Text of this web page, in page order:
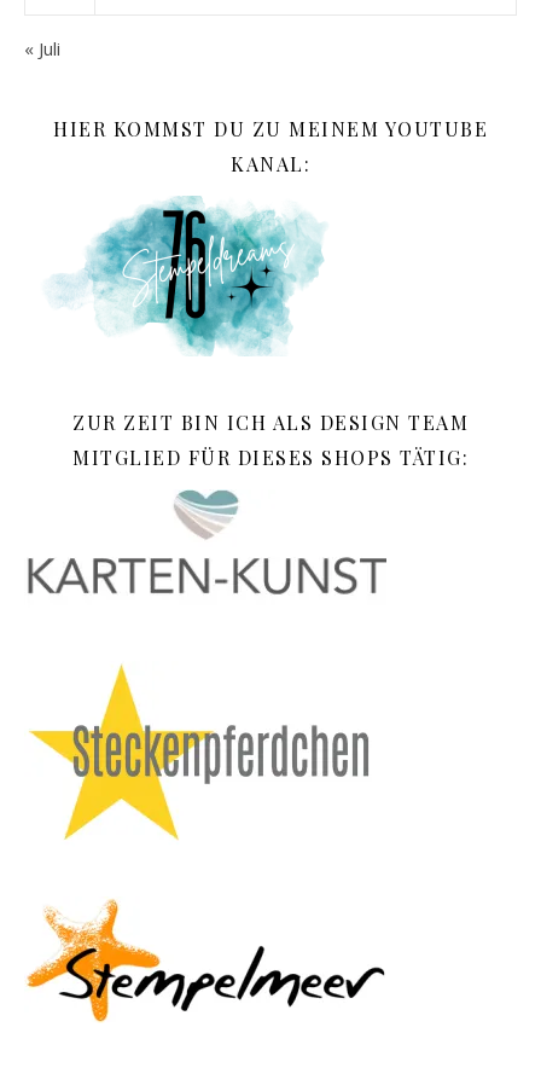
« Juli
HIER KOMMST DU ZU MEINEM YOUTUBE
KANAL:
ZUR ZEIT BIN ICH ALS DESIGN TEAM
MITGLIED FÜR DIESES SHOPS TÄTIG: